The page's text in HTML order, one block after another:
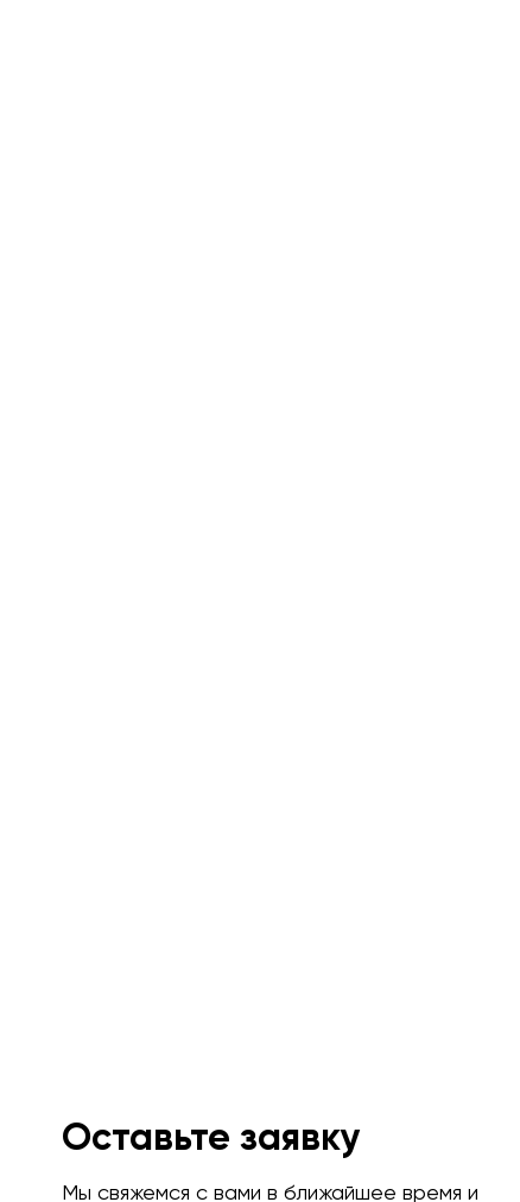
Оставьте заявку
Мы свяжемся с вами в ближайшее время и